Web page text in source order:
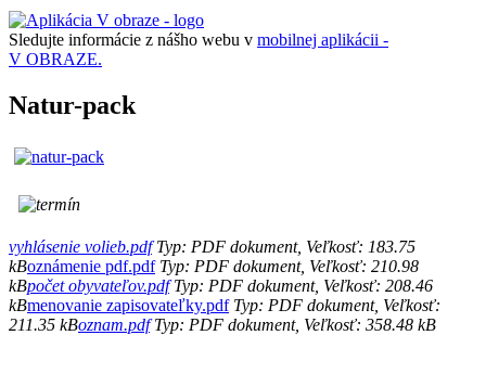
Sledujte informácie z nášho webu v mobilnej aplikácii -
V OBRAZE.
Natur-pack
vyhlásenie volieb.pdfTyp: PDF dokument, Veľkosť: 183.75
kBoznámenie pdf.pdfTyp: PDF dokument, Veľkosť: 210.98
kBpočet obyvateľov.pdfTyp: PDF dokument, Veľkosť: 208.46
kBmenovanie zapisovateľky.pdfTyp: PDF dokument, Veľkosť:
211.35 kBoznam.pdfTyp: PDF dokument, Veľkosť: 358.48 kB